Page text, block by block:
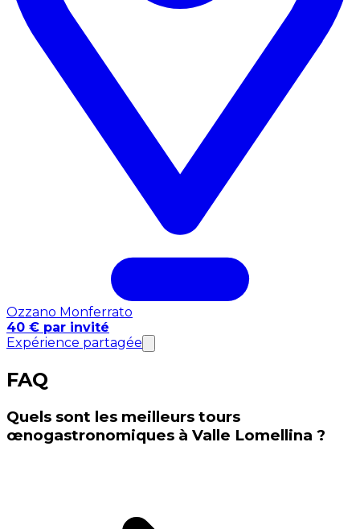
Ozzano Monferrato
40 € par invité
Expérience partagée
FAQ
Quels sont les meilleurs tours
œnogastronomiques à Valle Lomellina ?